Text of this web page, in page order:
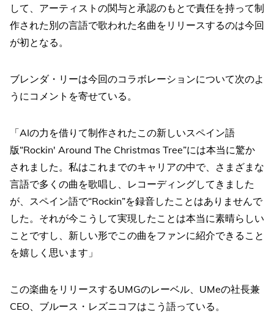
して、アーティストの関与と承認のもとで責任を持って制
作された別の言語で歌われた名曲をリリースするのは今回
が初となる。
ブレンダ・リーは今回のコラボレーションについて次のよ
うにコメントを寄せている。
「AIの力を借りて制作されたこの新しいスペイン語
版“Rockin' Around The Christmas Tree”には本当に驚か
されました。私はこれまでのキャリアの中で、さまざまな
言語で多くの曲を歌唱し、レコーディングしてきました
が、スペイン語で“Rockin”を録音したことはありませんで
した。それが今こうして実現したことは本当に素晴らしい
ことですし、新しい形でこの曲をファンに紹介できること
を嬉しく思います」
この楽曲をリリースするUMGのレーベル、UMeの社長兼
CEO、ブルース・レズニコフはこう語っている。